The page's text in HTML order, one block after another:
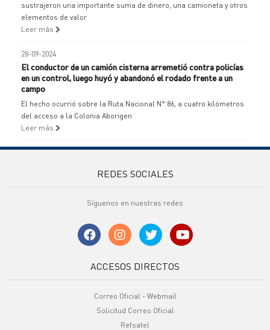
sustrajeron una importante suma de dinero, una camioneta y otros
elementos de valor
Leer más
28-09-2024
El conductor de un camión cisterna arremetió contra policías
en un control, luego huyó y abandonó el rodado frente a un
campo
El hecho ocurrió sobre la Ruta Nacional N° 86, a cuatro kilómetros
del acceso a la Colonia Aborigen
Leer más
REDES SOCIALES
Síguenos en nuestras redes
ACCESOS DIRECTOS
Correo Oficial - Webmail
Solicitud Correo Oficial
Refsatel